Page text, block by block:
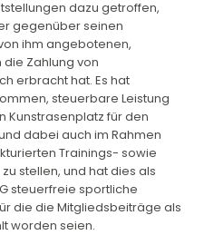
dazu getroffen,
gegenüber seinen
ihm angebotenen,
Zahlung von
erbracht hat. Es hat
steuerbare Leistung
Kunstrasenplatz für den
dabei auch im Rahmen
Trainings- sowie
stellen, und hat dies als
steuerfreie sportliche
die die Mitgliedsbeiträge als
worden seien.